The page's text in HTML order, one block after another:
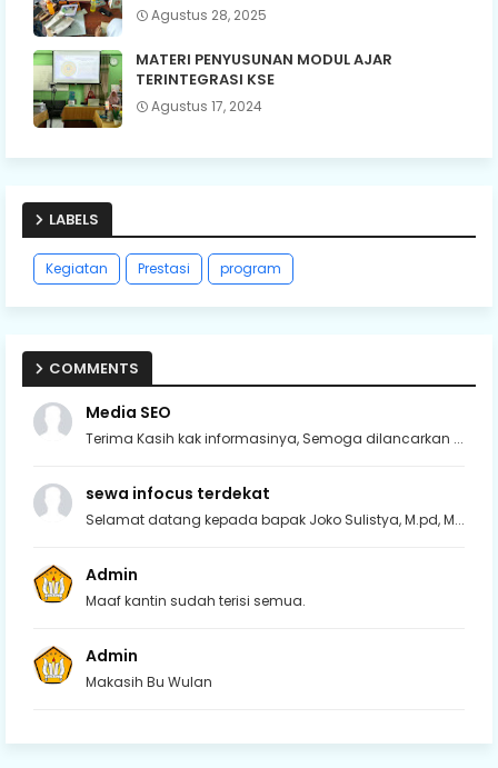
Agustus 28, 2025
MATERI PENYUSUNAN MODUL AJAR
TERINTEGRASI KSE
Agustus 17, 2024
LABELS
Kegiatan Prestasi program
COMMENTS
Media SEO
Terima Kasih kak informasinya, Semoga dilancarkan ...
sewa infocus terdekat
Selamat datang kepada bapak Joko Sulistya, M.pd, M...
Admin
Maaf kantin sudah terisi semua.
Admin
Makasih Bu Wulan